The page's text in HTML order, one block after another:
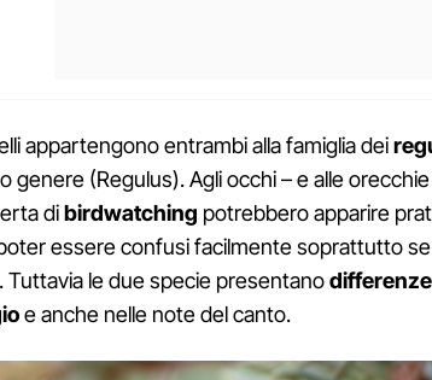
appartengono entrambi alla famiglia dei
genere (Regulus). Agli occhi – e alle
dibirdwatching potrebbero apparire
essere confusi facilmente soprattutto
Tuttavia le due specie presentano
e anche nelle note del canto.